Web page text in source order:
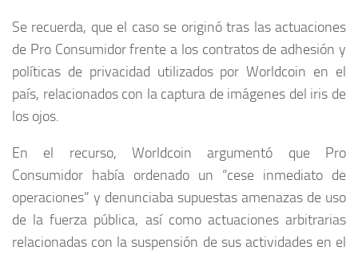
Se recuerda, que el caso se originó tras las actuaciones
de Pro Consumidor frente a los contratos de adhesión y
políticas de privacidad utilizados por Worldcoin en el
país, relacionados con la captura de imágenes del iris de
los ojos.
En el recurso, Worldcoin argumentó que Pro
Consumidor había ordenado un “cese inmediato de
operaciones” y denunciaba supuestas amenazas de uso
de la fuerza pública, así como actuaciones arbitrarias
relacionadas con la suspensión de sus actividades en el